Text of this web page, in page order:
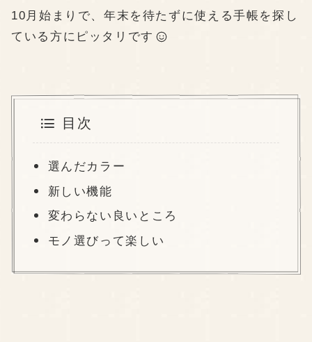
10月始まりで、年末を待たずに使える手帳を探し
ている方にピッタリです
目次
選んだカラー
新しい機能
変わらない良いところ
モノ選びって楽しい